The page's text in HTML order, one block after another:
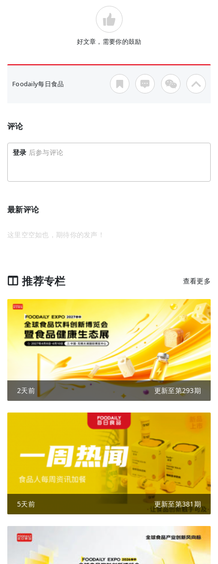
好文章，需要你的鼓励
Foodaily每日食品
评论
登录 后参与评论
最新评论
这里空空如也，期待你的发声！
推荐专栏 查看更多
2天前 更新至第293期
5天前 更新至第381期